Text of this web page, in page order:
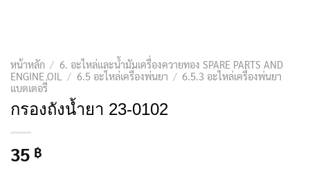
หน้าหลัก / 6. อะไหล่และน้ำมันเครื่องควายทอง SPARE PARTS AND
ENGINE OIL
/ 6.5 อะไหล่เครื่องพ่นยา / 6.5.3 อะไหล่เครื่องพ่นยา
แบตเตอรี่
กรองถังน้ำยา 23-0102
35 ฿